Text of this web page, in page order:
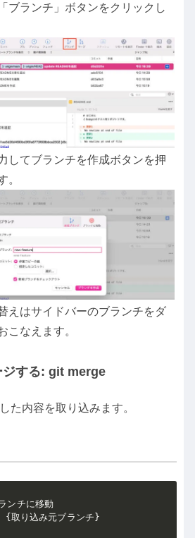
ブランチ」ボタンをクリックし
してブランチを作成ボタンを押
。
えはサイドバーのブランチをダ
こなえます。
ジする: git merge
た内容を取り込みます。
ンチに移動
り込み元ブランチ}